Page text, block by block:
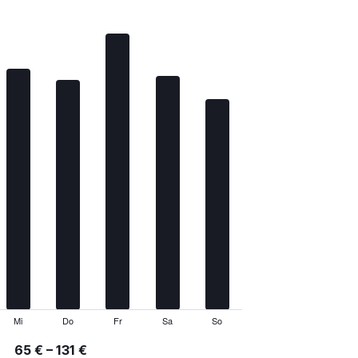
Mi Do Fr Sa So
65 € – 131 €